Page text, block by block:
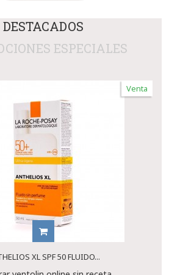
Nariz
DESTACADOS
ESPECIALES
Venta
XL SPF 50 FLUIDO...